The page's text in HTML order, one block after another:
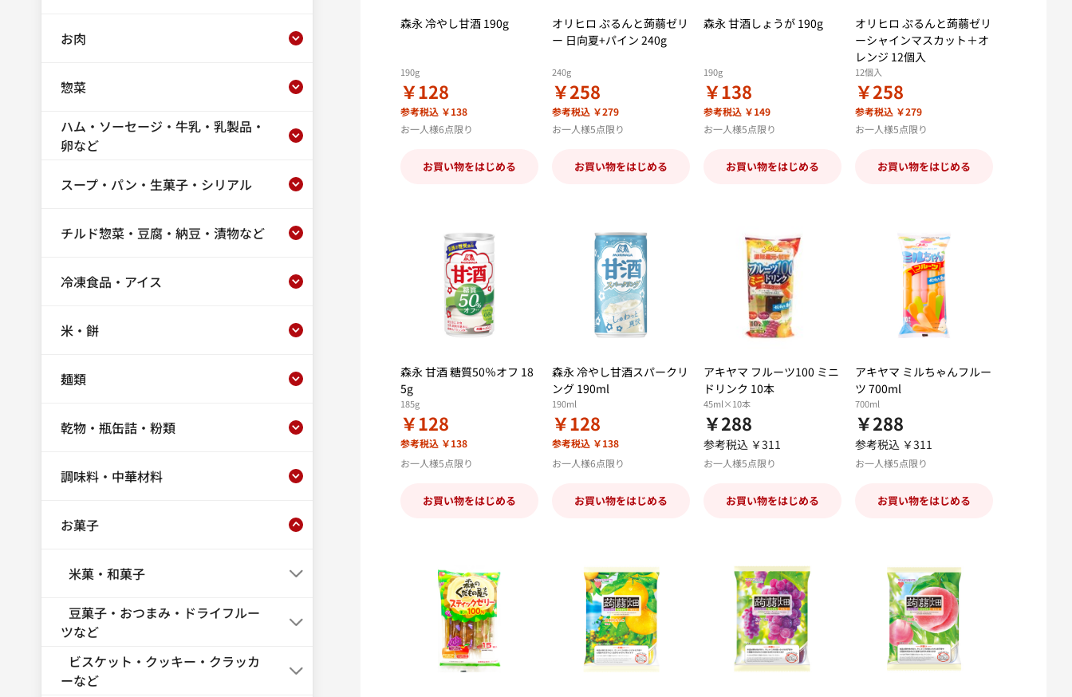
お肉
惣菜
ハム・ソーセージ・牛乳・乳製品・
卵など
スープ・パン・生菓子・シリアル
チルド惣菜・豆腐・納豆・漬物など
冷凍食品・アイス
米・餅
麺類
乾物・瓶缶詰・粉類
調味料・中華材料
お菓子
米菓・和菓子
豆菓子・おつまみ・ドライフルー
ツなど
ビスケット・クッキー・クラッカ
ーなど
森永 冷やし甘酒 190g
190g
￥128
参考税込 ￥138
お一人様6点限り
お買い物をはじめる
オリヒロ ぷるんと蒟蒻ゼリ
ー 日向夏+パイン 240g
240g
￥258
参考税込 ￥279
お一人様5点限り
お買い物をはじめる
森永 甘酒しょうが 190g
190g
￥138
参考税込 ￥149
お一人様5点限り
お買い物をはじめる
オリヒロ ぷるんと蒟蒻ゼリ
ーシャインマスカット＋オ
レンジ 12個入
12個入
￥258
参考税込 ￥279
お一人様5点限り
お買い物をはじめる
森永 甘酒 糖質50％オフ 18
5g
185g
￥128
参考税込 ￥138
お一人様5点限り
お買い物をはじめる
森永 冷やし甘酒スパークリ
ング 190ml
190ml
￥128
参考税込 ￥138
お一人様6点限り
お買い物をはじめる
アキヤマ フルーツ100 ミニ
ドリンク 10本
45ml×10本
￥288
参考税込 ￥311
お一人様5点限り
お買い物をはじめる
アキヤマ ミルちゃんフルー
ツ 700ml
700ml
￥288
参考税込 ￥311
お一人様5点限り
お買い物をはじめる